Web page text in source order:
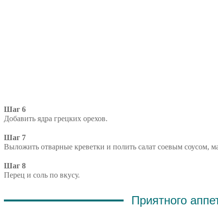
Шаг 6
Добавить ядра грецких орехов.
Шаг 7
Выложить отварные креветки и полить салат соевым соусом,
Шаг 8
Перец и соль по вкусу.
Приятного